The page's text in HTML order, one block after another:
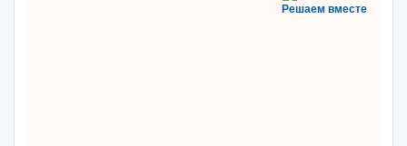
Решаем вместе